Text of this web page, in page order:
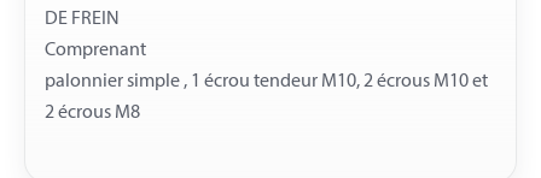
DE FREIN
Comprenant
palonnier simple , 1 écrou tendeur M10, 2 écrous M10 et